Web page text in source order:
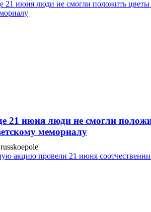
21 июня люди не смогли
мемориалу